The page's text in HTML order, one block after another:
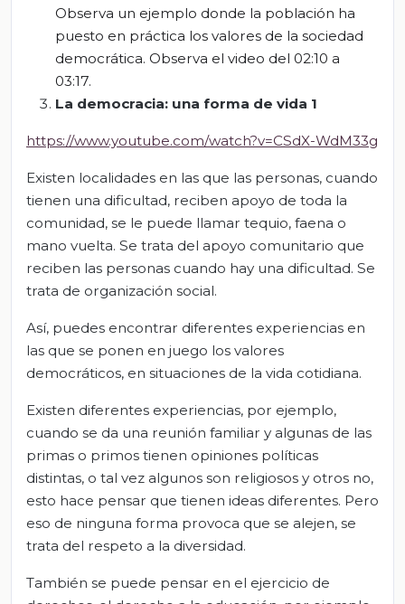
Observa un ejemplo donde la población ha
puesto en práctica los valores de la sociedad
democrática. Observa el video del 02:10 a
03:17.
La democracia: una forma de vida 1
https://www.youtube.com/watch?v=CSdX-WdM33g
Existen localidades en las que las personas, cuando
tienen una dificultad, reciben apoyo de toda la
comunidad, se le puede llamar tequio, faena o
mano vuelta. Se trata del apoyo comunitario que
reciben las personas cuando hay una dificultad. Se
trata de organización social.
Así, puedes encontrar diferentes experiencias en
las que se ponen en juego los valores
democráticos, en situaciones de la vida cotidiana.
Existen diferentes experiencias, por ejemplo,
cuando se da una reunión familiar y algunas de las
primas o primos tienen opiniones políticas
distintas, o tal vez algunos son religiosos y otros no,
esto hace pensar que tienen ideas diferentes. Pero
eso de ninguna forma provoca que se alejen, se
trata del respeto a la diversidad.
También se puede pensar en el ejercicio de